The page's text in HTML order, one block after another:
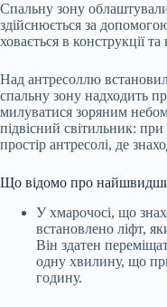
Спальну зону
здійснюється за
ховається в конструкції
Над антресоллю
спальну зону надходить
милуватися зоряним
підвісний світильник:
простір антресолі, де
Що відомо про
У хмарочосі, що
встановлено ліфт,
Він здатен
одну хвилину, що
годину.